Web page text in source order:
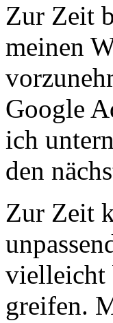
Zur Zeit
meinen
Google
ich
den
Zur Zeit
vielleicht
greifen.